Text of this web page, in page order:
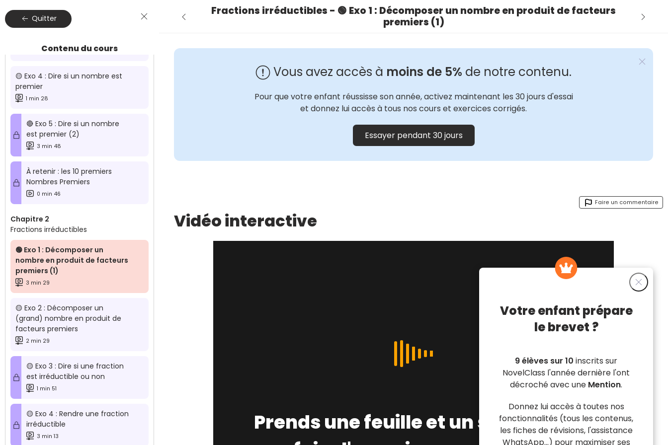
Quitter
Contenu du cours
🟡 Exo 3 : Trouver tous les
2 min 11
🟡 Exo 4 : Dire si un nombre est
premier
1 min 28
🔴 Exo 5 : Dire si un nombre
est premier (2)
3 min 48
À retenir : les 10 premiers
Nombres Premiers
0 min 46
Chapitre 2
Fractions irréductibles
🟢 Exo 1 : Décomposer un
nombre en produit de facteurs
premiers (1)
3 min 29
🟡 Exo 2 : Décomposer un
(grand) nombre en produit de
facteurs premiers
2 min 29
🟡 Exo 3 : Dire si une fraction
est irréductible ou non
1 min 51
🟡 Exo 4 : Rendre une fraction
irréductible
3 min 13
Fractions irréductibles - 🟢 Exo 1 : Décomposer un nombre en produit de facteurs
premiers (1)
Vous avez accès à moins de 5% de notre contenu.
Pour que votre enfant réussisse son année, activez maintenant les 30 jours d'essai
et donnez lui accès à tous nos cours et exercices corrigés.
Essayer pendant 30 jours
Faire un commentaire
Vidéo interactive
Prends une feuille et un stylo pour
Votre enfant prépare
le brevet ?
9 élèves sur 10 inscrits sur
NovelClass l'année dernière l'ont
décroché avec une Mention.
Donnez lui accès à toutes nos
fonctionnalités (tous les contenus,
les fiches de révisions, l'assistance
WhatsApp...) pour maximiser ses